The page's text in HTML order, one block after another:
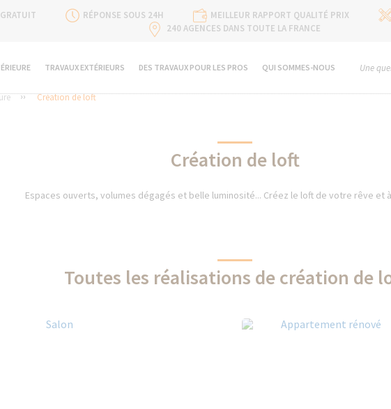
RÉPONSE SOUS 24H
MEILLEUR RAPPORT QUALITÉ PRIX
240 AGENCES DANS TOUTE LA FRANCE
TRAVAUX EXTÉRIEURS DES TRAVAUX POUR LES PROS QUI SOMMES-NOUS Une
Création de loft
Création de loft
Espaces ouverts, volumes dégagés et belle luminosité... Créez le loft de votre rêve et
Toutes les réalisations de création de